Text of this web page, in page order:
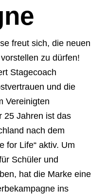
freut sich, die neuen
zu dürfen!
Stagecoach
und die
Vereinigten
25 Jahren ist das
nach dem
for Life“ aktiv. Um
Schüler und
hat die Marke eine
ins